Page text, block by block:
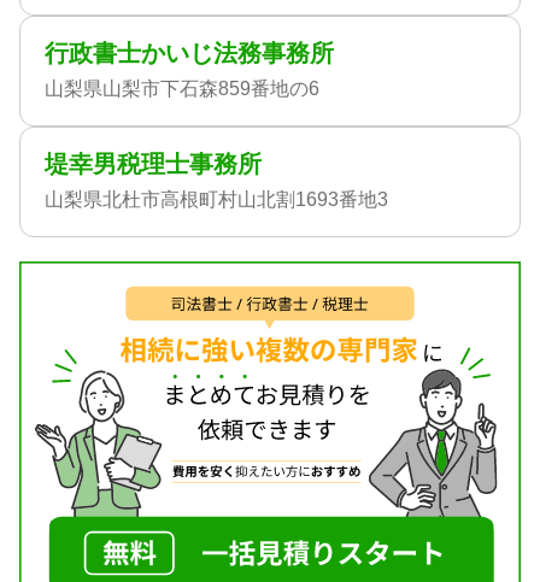
行政書士かいじ法務事務所
山梨県山梨市下石森859番地の6
堤幸男税理士事務所
山梨県北杜市高根町村山北割1693番地3